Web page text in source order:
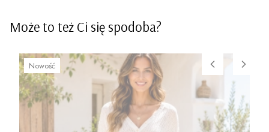
Może to też Ci się spodoba?
Nowość